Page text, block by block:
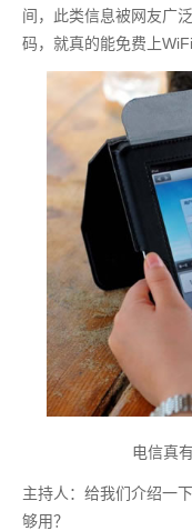
间，此类信息被网友广
码，就真的能免费上
电信真
主持人：给我们介绍一
够用？